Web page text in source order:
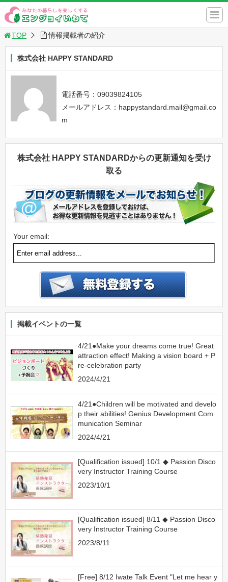
TOP 情報掲載者の紹介
株式会社 HAPPY STANDARD
電話番号：09039824105
メールアドレス：happystandard.mail@gmail.co
m
株式会社 HAPPY STANDARDからの更新通知を受け
取る
Your email:
掲載イベントの一覧
4/21●Make your dreams come true! Great
attraction effect! Making a vision board + P
re-celebration party
2024/4/21
4/21●Children will be motivated and develo
p their abilities! Genius Development Com
munication Seminar
2024/4/21
[Qualification issued] 10/1 ◆ Passion Disco
very Instructor Training Course
2023/10/1
[Qualification issued] 8/11 ◆ Passion Disco
very Instructor Training Course
2023/8/11
[Free] 8/12 Iwate Talk Event "Let me hear y